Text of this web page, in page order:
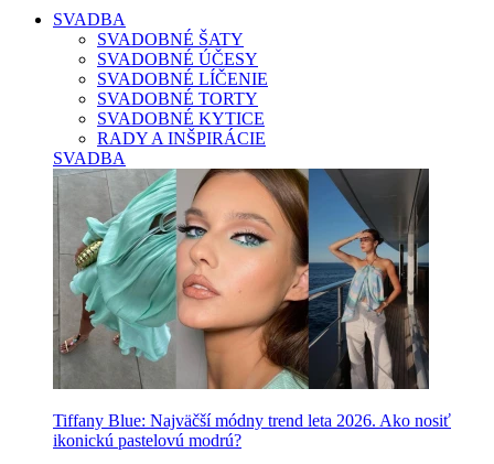
SVADBA
SVADOBNÉ ŠATY
SVADOBNÉ ÚČESY
SVADOBNÉ LÍČENIE
SVADOBNÉ TORTY
SVADOBNÉ KYTICE
RADY A INŠPIRÁCIE
SVADBA
Tiffany Blue: Najväčší módny trend leta 2026. Ako nosiť
ikonickú pastelovú modrú?